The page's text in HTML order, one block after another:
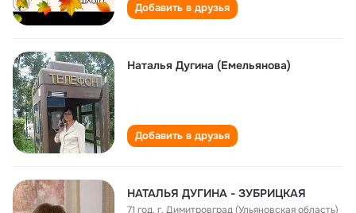
Добавить в друзья
Наталья Дугина (Емельянова)
Добавить в друзья
НАТАЛЬЯ ДУГИНА - ЗУБРИЦКАЯ
71 год,г. Димитровград (Ульяновская область)